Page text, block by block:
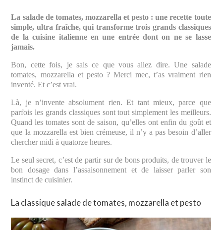
La salade de tomates, mozzarella et pesto : une recette toute
simple, ultra fraîche, qui transforme trois grands classiques
de la cuisine italienne en une entrée dont on ne se lasse
jamais.
Bon, cette fois, je sais ce que vous allez dire. Une salade
tomates, mozzarella et pesto ? Merci mec, t’as vraiment rien
inventé. Et c’est vrai.
Là, je n’invente absolument rien. Et tant mieux, parce que
parfois les grands classiques sont tout simplement les meilleurs.
Quand les tomates sont de saison, qu’elles ont enfin du goût et
que la mozzarella est bien crémeuse, il n’y a pas besoin d’aller
chercher midi à quatorze heures.
Le seul secret, c’est de partir sur de bons produits, de trouver le
bon dosage dans l’assaisonnement et de laisser parler son
instinct de cuisinier.
La classique salade de tomates, mozzarella et pesto